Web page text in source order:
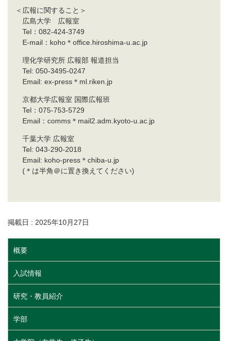
＜広報に関すること＞
広島大学 広報室
Tel：082-424-3749
E-mail：koho＊office.hiroshima-u.ac.jp
理化学研究所 広報部 報道担当
Tel: 050-3495-0247
Email: ex-press＊ml.riken.jp
京都大学広報室 国際広報班
Tel：075-753-5729
Email：comms＊mail2.adm.kyoto-u.ac.jp
千葉大学 広報室
Tel: 043-290-2018
Email: koho-press＊chiba-u.jp
(＊は半角＠に置き換えてください)
掲載日 : 2025年10月27日
概要
入試情報
研究・教員紹介
学部